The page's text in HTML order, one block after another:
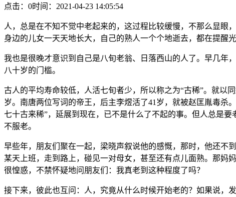
点击：0时间：2021-04-23 14:05:54
人，总是在不知不觉中老起来的，这过程比较缓慢，不那么显眼
身边的儿女一天天地长大，自己的熟人一个个地逝去，都在提醒
我也是很晚才意识到自己是八旬老翁、日落西山的人了。早几年
八十岁的门槛。
古人的平均寿命较低，人活七旬者少，所以称之为“古稀”。就以
岁。南唐两位写词的帝王，后主李煜活了41岁，就被赵匡胤毒杀
七十古来稀”，延展到现在，已不是什么了不起的事。但人总是
不服老。
早些年，朋友们聚在一起，梁晓声叙说他的感慨，那时，他还不
某天上班，走到路上，碰见一对母女，甚至还有点儿面熟。那妈
很惶惑，不禁怀疑地问朋友们：我真老到这种程度了吗？
接下来，彼此也互问：人，究竟从什么时候开始老的？如果说，